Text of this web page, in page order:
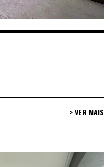
> VER MAIS